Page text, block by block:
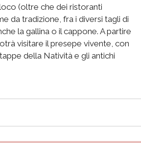
(oltre che dei ristoranti
da tradizione, fra i diversi tagli di
la gallina o il cappone. A partire
visitare il presepe vivente, con
della Natività e gli antichi